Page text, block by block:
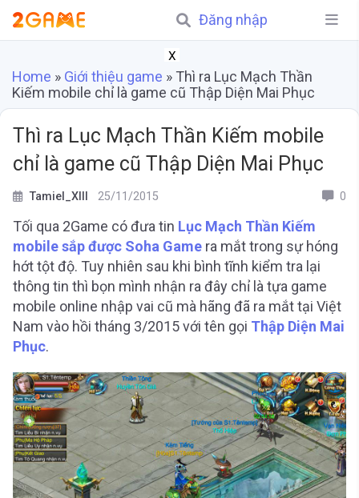
Đăng nhập
X
Home » Giới thiệu game » Thì ra Lục Mạch Thần
Kiếm mobile chỉ là game cũ Thập Diện Mai Phục
Thì ra Lục Mạch Thần Kiếm mobile
chỉ là game cũ Thập Diện Mai Phục
Tamiel_XIII 25/11/2015 0
Tối qua 2Game có đưa tin Lục Mạch Thần Kiếm
mobile sắp được Soha Game ra mắt trong sự hóng
hớt tột độ. Tuy nhiên sau khi bình tĩnh kiểm tra lại
thông tin thì bọn mình nhận ra đây chỉ là tựa game
mobile online nhập vai cũ mà hãng đã ra mắt tại Việt
Nam vào hồi tháng 3/2015 với tên gọi Thập Diện Mai
Phục.